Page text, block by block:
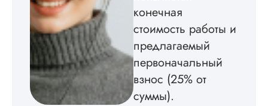
Диссертация
Дата:
Диссертацию
на совесть: тут и
конечная
стоимость работы и
предлагаемый
первоначальный
взнос (25% от
суммы).